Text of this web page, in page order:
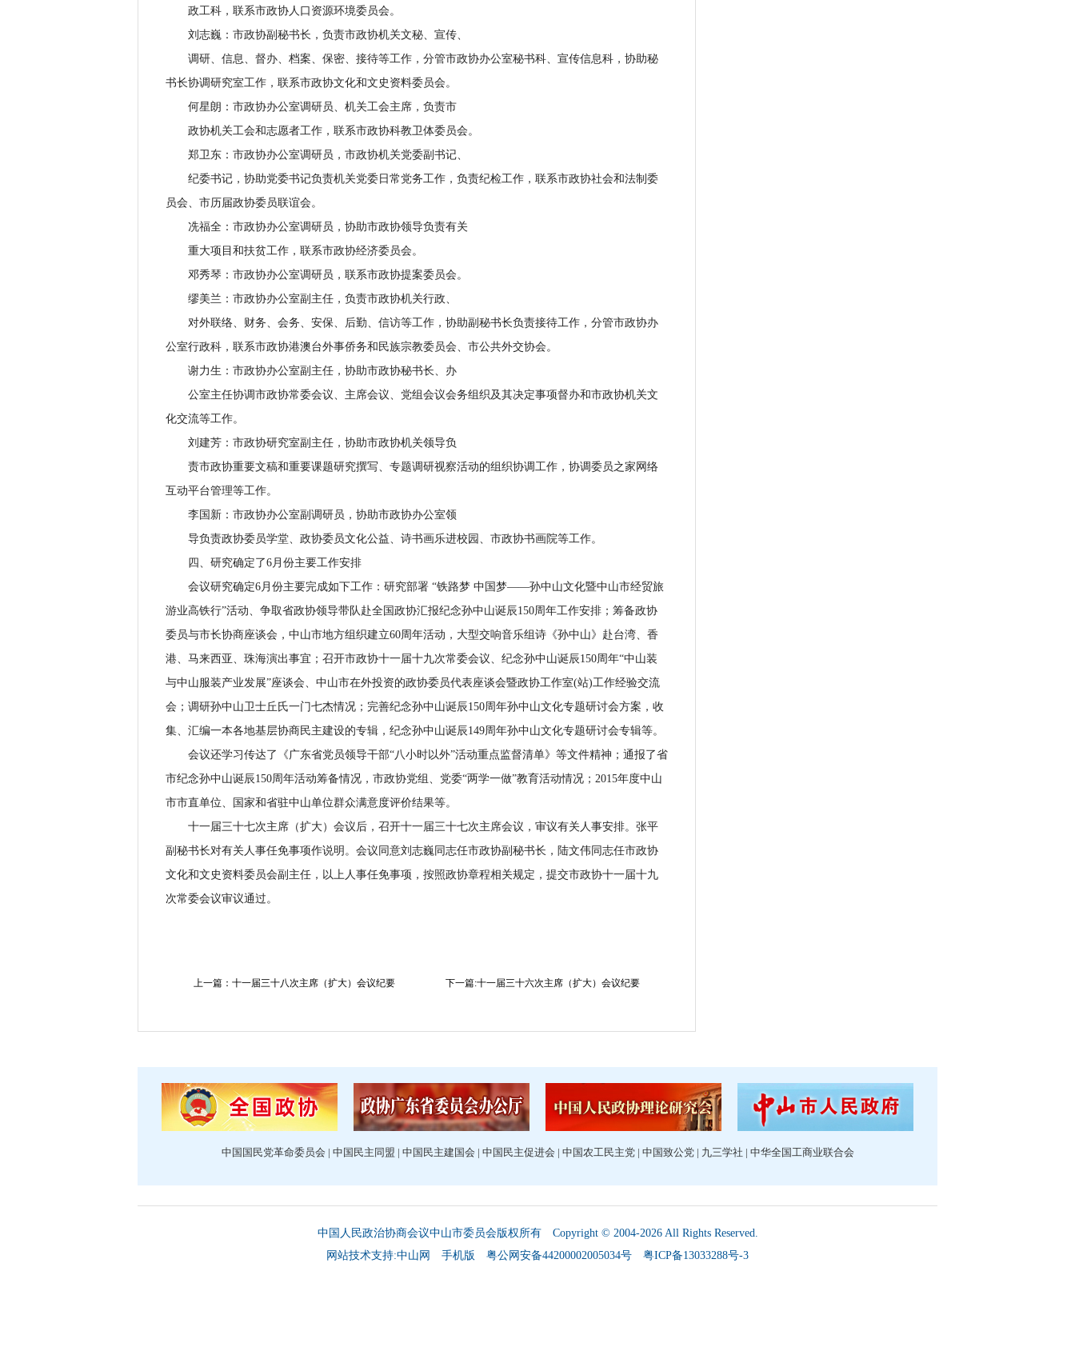
政工科，联系市政协人口资源环境委员会。
刘志巍：市政协副秘书长，负责市政协机关文秘、宣传、
调研、信息、督办、档案、保密、接待等工作，分管市政协办公室秘书科、宣传信息科，协助秘
书长协调研究室工作，联系市政协文化和文史资料委员会。
何星朗：市政协办公室调研员、机关工会主席，负责市
政协机关工会和志愿者工作，联系市政协科教卫体委员会。
郑卫东：市政协办公室调研员，市政协机关党委副书记、
纪委书记，协助党委书记负责机关党委日常党务工作，负责纪检工作，联系市政协社会和法制委
员会、市历届政协委员联谊会。
冼福全：市政协办公室调研员，协助市政协领导负责有关
重大项目和扶贫工作，联系市政协经济委员会。
邓秀琴：市政协办公室调研员，联系市政协提案委员会。
缪美兰：市政协办公室副主任，负责市政协机关行政、
对外联络、财务、会务、安保、后勤、信访等工作，协助副秘书长负责接待工作，分管市政协办
公室行政科，联系市政协港澳台外事侨务和民族宗教委员会、市公共外交协会。
谢力生：市政协办公室副主任，协助市政协秘书长、办
公室主任协调市政协常委会议、主席会议、党组会议会务组织及其决定事项督办和市政协机关文
化交流等工作。
刘建芳：市政协研究室副主任，协助市政协机关领导负
责市政协重要文稿和重要课题研究撰写、专题调研视察活动的组织协调工作，协调委员之家网络
互动平台管理等工作。
李国新：市政协办公室副调研员，协助市政协办公室领
导负责政协委员学堂、政协委员文化公益、诗书画乐进校园、市政协书画院等工作。
四、研究确定了6月份主要工作安排
会议研究确定6月份主要完成如下工作：研究部署 “铁路梦 中国梦——孙中山文化暨中山市经贸旅
游业高铁行”活动、争取省政协领导带队赴全国政协汇报纪念孙中山诞辰150周年工作安排；筹备政协
委员与市长协商座谈会，中山市地方组织建立60周年活动，大型交响音乐组诗《孙中山》赴台湾、香
港、马来西亚、珠海演出事宜；召开市政协十一届十九次常委会议、纪念孙中山诞辰150周年“中山装
与中山服装产业发展”座谈会、中山市在外投资的政协委员代表座谈会暨政协工作室(站)工作经验交流
会；调研孙中山卫士丘氏一门七杰情况；完善纪念孙中山诞辰150周年孙中山文化专题研讨会方案，收
集、汇编一本各地基层协商民主建设的专辑，纪念孙中山诞辰149周年孙中山文化专题研讨会专辑等。
会议还学习传达了《广东省党员领导干部“八小时以外”活动重点监督清单》等文件精神；通报了省
市纪念孙中山诞辰150周年活动筹备情况，市政协党组、党委“两学一做”教育活动情况；2015年度中山
市市直单位、国家和省驻中山单位群众满意度评价结果等。
十一届三十七次主席（扩大）会议后，召开十一届三十七次主席会议，审议有关人事安排。张平
副秘书长对有关人事任免事项作说明。会议同意刘志巍同志任市政协副秘书长，陆文伟同志任市政协
文化和文史资料委员会副主任，以上人事任免事项，按照政协章程相关规定，提交市政协十一届十九
次常委会议审议通过。
上一篇：十一届三十八次主席（扩大）会议纪要 下一篇:十一届三十六次主席（扩大）会议纪要
中国国民党革命委员会 | 中国民主同盟 | 中国民主建国会 | 中国民主促进会 | 中国农工民主党| 中国致公党| 九三学社 | 中华全国工商业联合会
中国人民政治协商会议中山市委员会版权所有
Copyright © 2004-2026 All Rights Reserved.
网站技术支持:中山网
手机版 粤公网安备44200002005034号 粤ICP备13033288号-3